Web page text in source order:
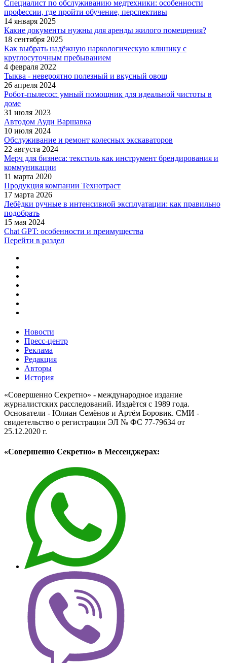
Специалист по обслуживанию медтехники: особенности
профессии, где пройти обучение, перспективы
14 января 2025
Какие документы нужны для аренды жилого помещения?
18 сентября 2025
Как выбрать надёжную наркологическую клинику с
круглосуточным пребыванием
4 февраля 2022
Тыква - невероятно полезный и вкусный овощ
26 апреля 2024
Робот-пылесос: умный помощник для идеальной чистоты в
доме
31 июля 2023
Автодом Ауди Варшавка
10 июля 2024
Обслуживание и ремонт колесных экскаваторов
22 августа 2024
Мерч для бизнеса: текстиль как инструмент брендирования и
коммуникации
11 марта 2020
Продукция компании Технотраст
17 марта 2026
Лебёдки ручные в интенсивной эксплуатации: как правильно
подобрать
15 мая 2024
Chat GPT: особенности и преимущества
Перейти в раздел
Новости
Пресс-центр
Реклама
Редакция
Авторы
История
«Совершенно Секретно» - международное издание
журналистских расследований. Издаётся с 1989 года.
Основатели - Юлиан Семёнов и Артём Боровик. CМИ -
свидетельство о регистрации ЭЛ № ФС 77-79634 от
25.12.2020 г.
«Совершенно Секретно» в Мессенджерах: